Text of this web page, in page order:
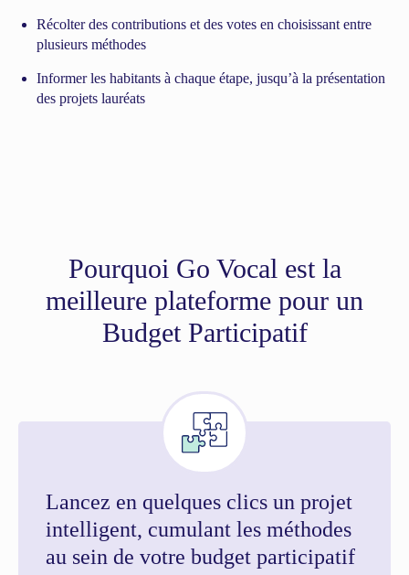
Récolter des contributions et des votes en choisissant entre
plusieurs méthodes
Informer les habitants à chaque étape, jusqu’à la présentation
des projets lauréats
Pourquoi Go Vocal est la
meilleure plateforme pour un
Budget Participatif
Lancez en quelques clics un projet
intelligent, cumulant les méthodes
au sein de votre budget participatif